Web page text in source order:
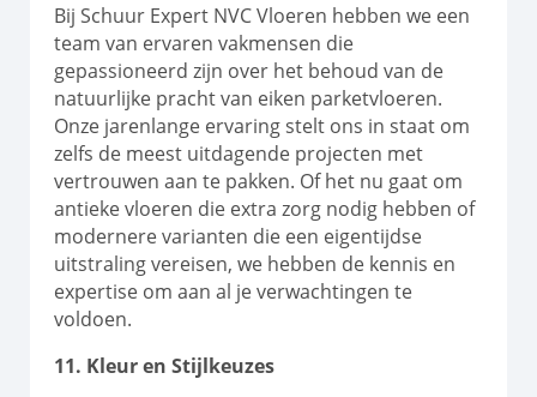
Bij Schuur Expert NVC Vloeren hebben we een
team van ervaren vakmensen die
gepassioneerd zijn over het behoud van de
natuurlijke pracht van eiken parketvloeren.
Onze jarenlange ervaring stelt ons in staat om
zelfs de meest uitdagende projecten met
vertrouwen aan te pakken. Of het nu gaat om
antieke vloeren die extra zorg nodig hebben of
modernere varianten die een eigentijdse
uitstraling vereisen, we hebben de kennis en
expertise om aan al je verwachtingen te
voldoen.
11. Kleur en Stijlkeuzes